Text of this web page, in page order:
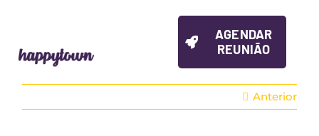
AGENDAR
REUNIÃO
Anterior